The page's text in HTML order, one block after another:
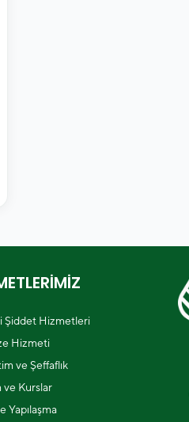
Şiddet Hizmetleri
Hizmeti
ve Şeffaflık
ve Kurslar
Yapılaşma